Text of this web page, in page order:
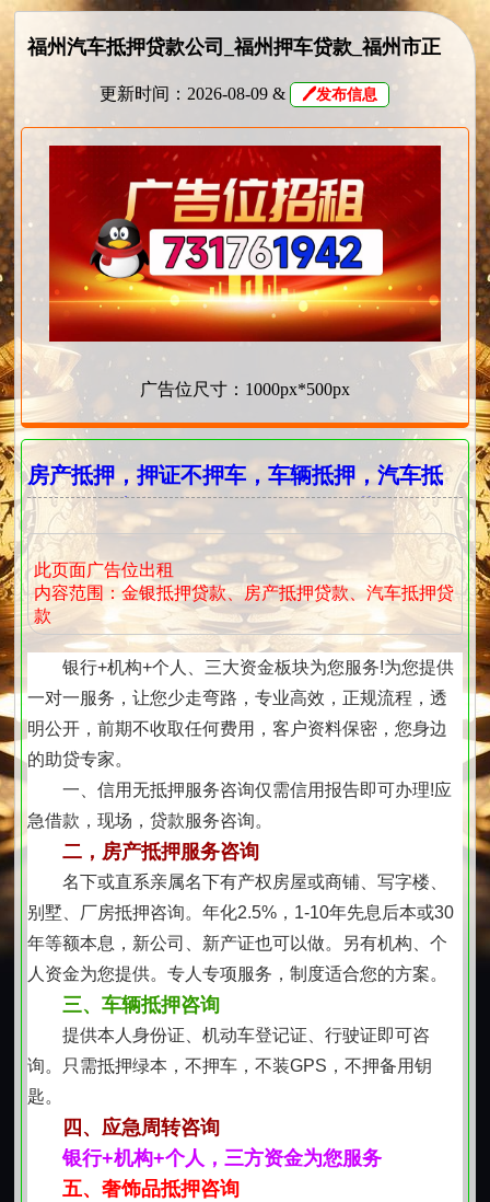
福州汽车抵押贷款公司_福州押车贷款_福州市正
规靠谱的车辆抵押贷款公司✅
更新时间：2026-08-09 & 🖊发布信息
广告位尺寸：1000px*500px
房产抵押，押证不押车，车辆抵押，汽车抵
押，个人应急周转，奢侈品抵押，黄金抵
押，企业信用贷
此页面广告位出租
内容范围：金银抵押贷款、房产抵押贷款、汽车抵押贷
款
银行+机构+个人、三大资金板块为您服务!为您提供
一对一服务，让您少走弯路，专业高效，正规流程，透
明公开，前期不收取任何费用，客户资料保密，您身边
的助贷专家。
一、信用无抵押服务咨询仅需信用报告即可办理!应
急借款，现场，贷款服务咨询。
二，房产抵押服务咨询
名下或直系亲属名下有产权房屋或商铺、写字楼、
别墅、厂房抵押咨询。年化2.5%，1-10年先息后本或30
年等额本息，新公司、新产证也可以做。另有机构、个
人资金为您提供。专人专项服务，制度适合您的方案。
三、车辆抵押咨询
提供本人身份证、机动车登记证、行驶证即可咨
询。只需抵押绿本，不押车，不装GPS，不押备用钥
匙。
四、应急周转咨询
银行+机构+个人，三方资金为您服务
五、奢饰品抵押咨询